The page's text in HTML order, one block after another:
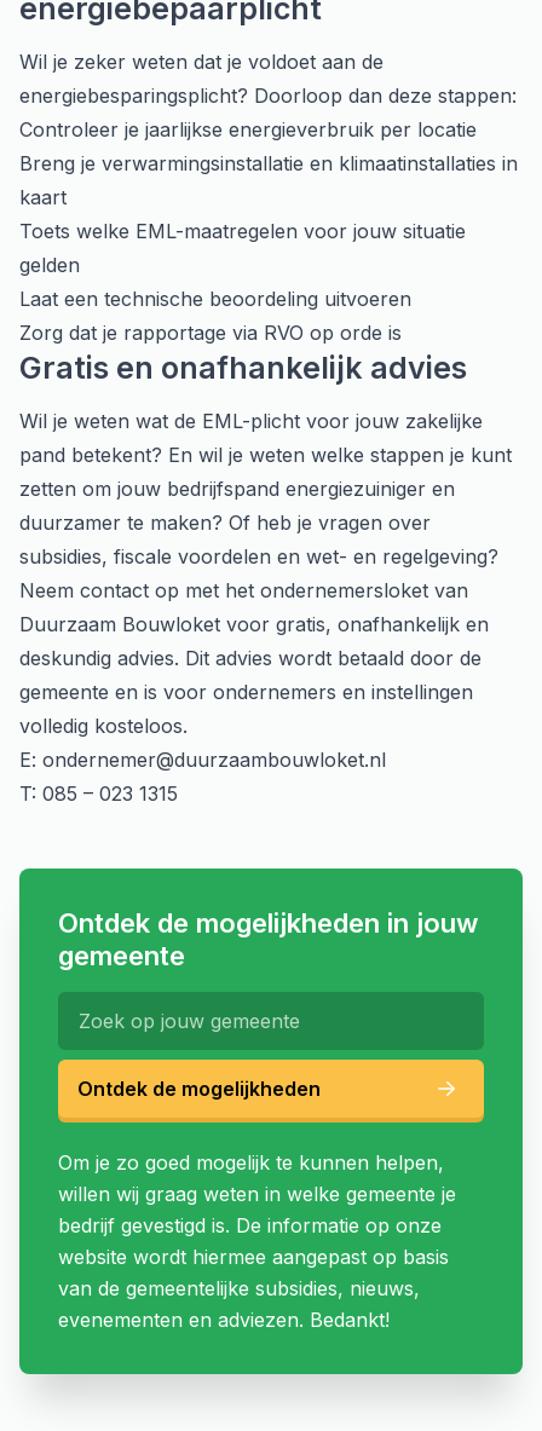
energiebepaarplicht
Wil je zeker weten dat je voldoet aan de
energiebesparingsplicht? Doorloop dan deze stappen:
Controleer je jaarlijkse energieverbruik per locatie
Breng je verwarmingsinstallatie en klimaatinstallaties in
kaart
Toets welke EML-maatregelen voor jouw situatie
gelden
Laat een technische beoordeling uitvoeren
Zorg dat je rapportage via RVO op orde is
Gratis en onafhankelijk advies
Wil je weten wat de EML-plicht voor jouw zakelijke
pand betekent? En wil je weten welke stappen je kunt
zetten om jouw bedrijfspand energiezuiniger en
duurzamer te maken? Of heb je vragen over
subsidies, fiscale voordelen en wet- en regelgeving?
Neem contact op met het ondernemersloket van
Duurzaam Bouwloket voor gratis, onafhankelijk en
deskundig advies. Dit advies wordt betaald door de
gemeente en is voor ondernemers en instellingen
volledig kosteloos.
E: ondernemer@duurzaambouwloket.nl
T: 085 – 023 1315
Ontdek de mogelijkheden in jouw
gemeente
Ontdek de mogelijkheden
Om je zo goed mogelijk te kunnen helpen,
willen wij graag weten in welke gemeente je
bedrijf gevestigd is. De informatie op onze
website wordt hiermee aangepast op basis
van de gemeentelijke subsidies, nieuws,
evenementen en adviezen. Bedankt!